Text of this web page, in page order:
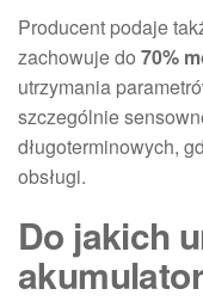
Producent podaje
zachowuje do 70%
utrzymania
szczególnie
długoterminowych,
obsługi.
Do jakich